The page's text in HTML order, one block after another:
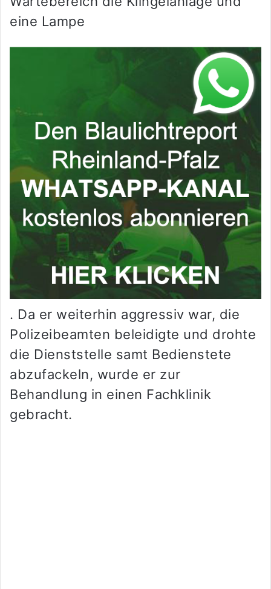
eine Lampe
. Da er weiterhin aggressiv war, die
Polizeibeamten beleidigte und drohte
die Dienststelle samt Bedienstete
abzufackeln, wurde er zur
Behandlung in einen Fachklinik
gebracht.